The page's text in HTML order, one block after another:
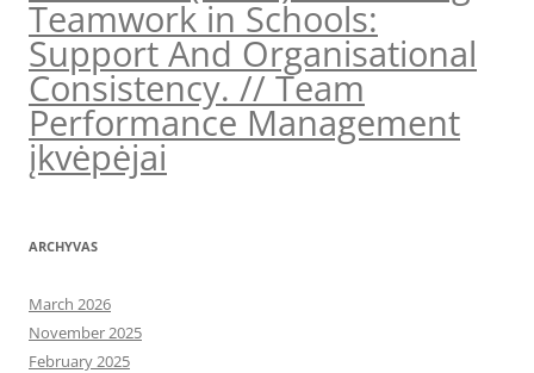
Teamwork in Schools:
Support And Organisational
Consistency. // Team
Performance Management
įkvėpėjai
ARCHYVAS
March 2026
November 2025
February 2025